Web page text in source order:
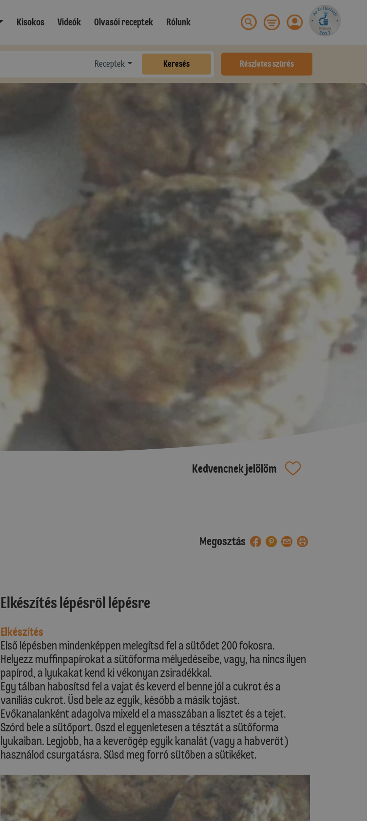
Kisokos Videók Olvasói receptek Rólunk
Receptek Keresés Részletes szűrés
Kedvencnek jelölöm
Megosztás
Elkészítés lépésről lépésre
Elkészítés
Első lépésben mindenképpen melegítsd fel a sütődet 200 fokosra.
Helyezz muffinpapírokat a sütőforma mélyedéseibe, vagy, ha nincs ilyen
papírod, a lyukakat kend ki vékonyan zsiradékkal.
Egy tálban habosítsd fel a vajat és keverd el benne jól a cukrot és a
vaníliás cukrot. Üsd bele az egyik, később a másik tojást.
Evőkanalanként adagolva mixeld el a masszában a lisztet és a tejet.
Szórd bele a sütőport. Oszd el egyenletesen a tésztát a sütőforma
lyukaiban. Legjobb, ha a keverőgép egyik kanalát (vagy a habverőt)
használod csurgatásra. Süsd meg forró sütőben a sütikéket.